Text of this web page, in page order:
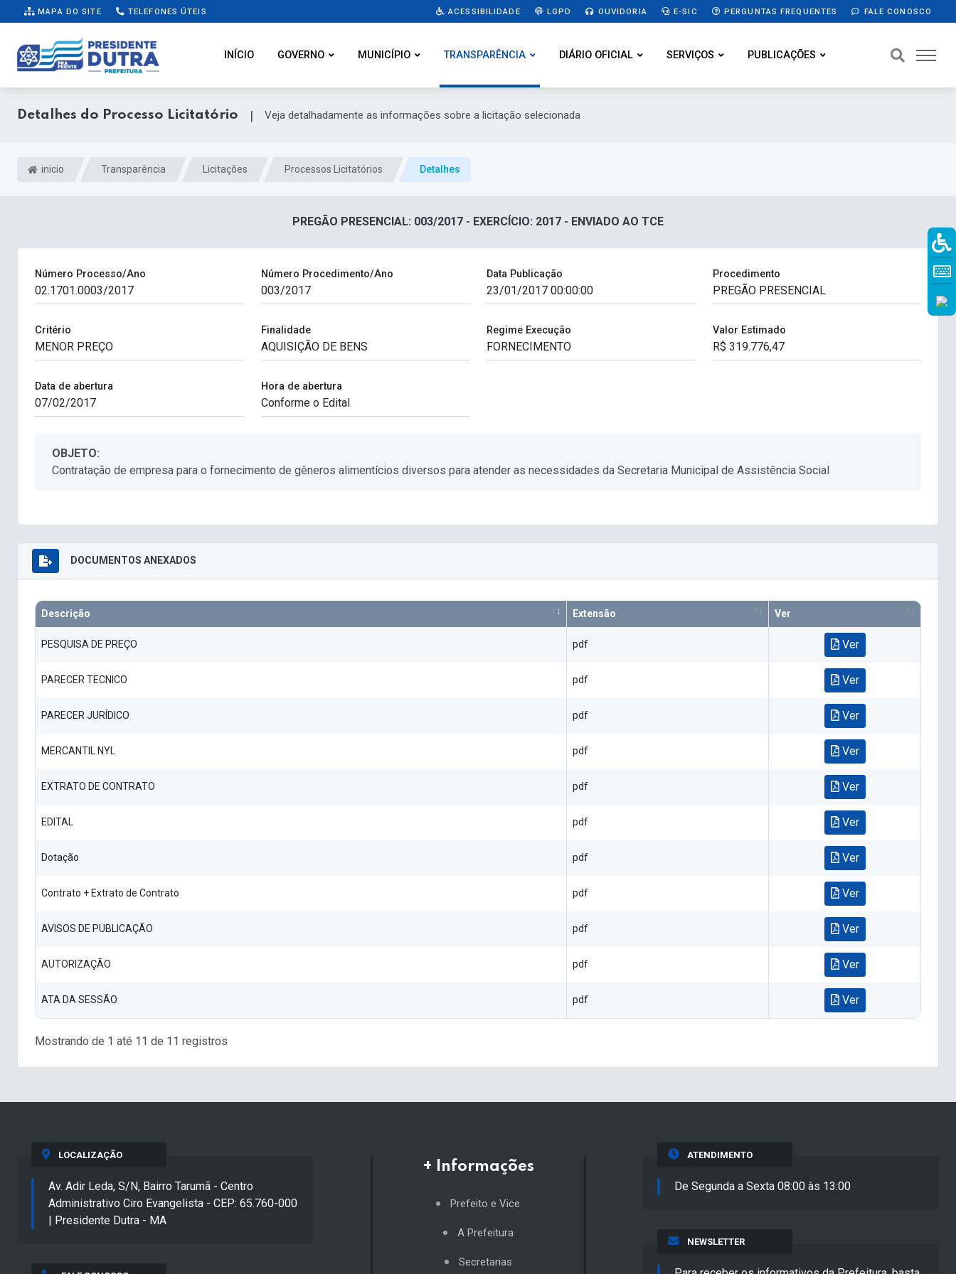
MAPA DO SITE TELEFONES ÚTEIS ACESSIBILIDADE LGPD OUVIDORIA E-SIC PERGUNTAS FREQUENTES FALE CONOSCO
INÍCIO GOVERNO MUNICÍPIO TRANSPARÊNCIA DIÁRIO OFICIAL SERVIÇOS PUBLICAÇÕES
Detalhes do Processo Licitatório | Veja detalhadamente as informações sobre a licitação selecionada
inicio Transparência Licitações Processos Licitatórios Detalhes
PREGÃO PRESENCIAL: 003/2017 - EXERCÍCIO: 2017 - ENVIADO AO TCE
Número Processo/Ano Número Procedimento/Ano Data Publicação Procedimento
Critério Finalidade Regime Execução Valor Estimado
Data de abertura Hora de abertura
OBJETO:
Contratação de empresa para o fornecimento de gêneros alimentícios diversos para atender as necessidades da Secretaria Municipal de Assistência Social
DOCUMENTOS ANEXADOS
Descrição Extensão Ver
PESQUISA DE PREÇO pdf Ver
PARECER TECNICO pdf Ver
PARECER JURÍDICO pdf Ver
MERCANTIL NYL pdf Ver
EXTRATO DE CONTRATO pdf Ver
EDITAL pdf Ver
Dotação pdf Ver
Contrato + Extrato de Contrato pdf Ver
AVISOS DE PUBLICAÇÃO pdf Ver
AUTORIZAÇÃO pdf Ver
ATA DA SESSÃO pdf Ver
Mostrando de 1 até 11 de 11 registros
LOCALIZAÇÃO
Av. Adir Leda, S/N, Bairro Tarumã - Centro
Administrativo Ciro Evangelista - CEP: 65.760-000
| Presidente Dutra - MA
+ Informações
Prefeito e Vice
A Prefeitura
Secretarias
ATENDIMENTO
De Segunda a Sexta 08:00 às 13:00
NEWSLETTER